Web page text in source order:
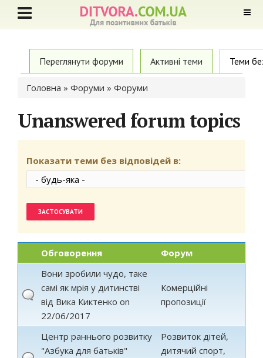
Primary tabs
Переглянути форуми Активні теми Теми
Ви є тут
Головна » Форуми » Форуми
Unanswered forum topics
Показати теми без відповідей в:
Обговорення
Форум
Вони зробили чудо, таке
самі як мрія у дитинстві
від Вика Киктенко on
22/06/2017
Комерційні
пропозиції
Центр раннього розвитку
"Азбука для батьків"
Розвиток дітей,
дитячий спорт,